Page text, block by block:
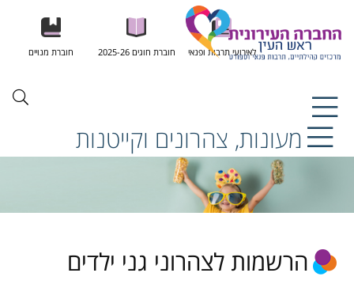
לאירועי תרבות ופנאי חוברת חוגים 2025-26 חוברת מנויים
מעונות, צהרונים וקייטנות
הרשמות לצהרוני גני ילדים